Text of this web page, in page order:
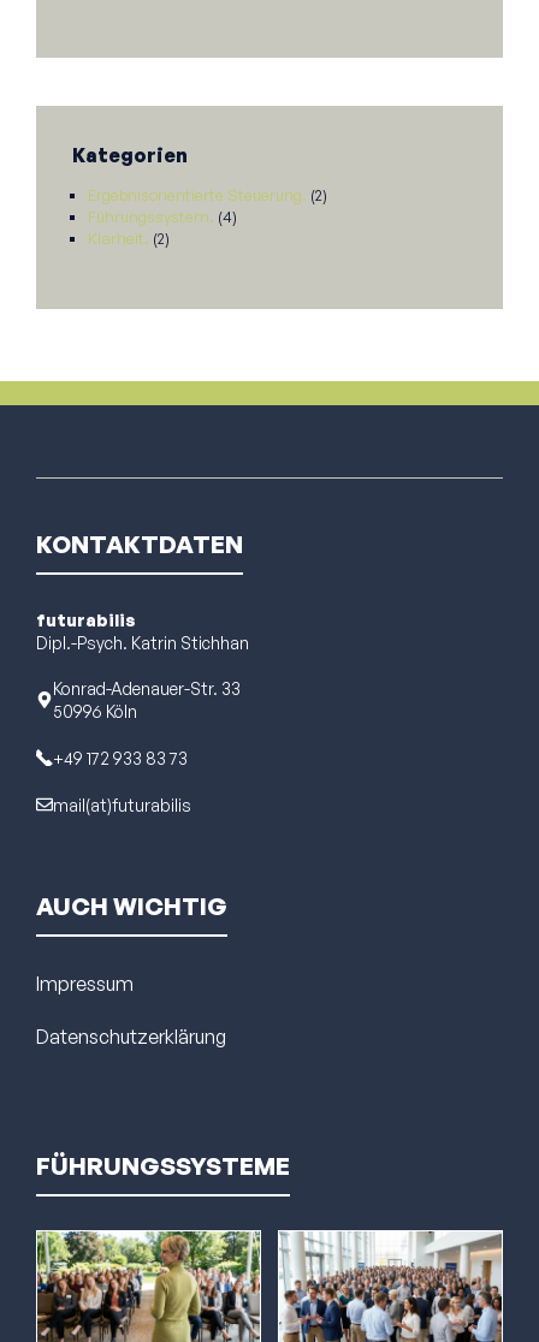
Kategorien
Ergebnisorientierte Steuerung. (2)
Führungssystem. (4)
Klarheit. (2)
KONTAKTDATEN
futurabilis
Dipl.-Psych. Katrin Stichhan
Konrad-Adenauer-Str. 33
50996 Köln
+49 172 933 83 73
mail(at)futurabilis
AUCH WICHTIG
Impressum
Datenschutzerklärung
FÜHRUNGSSYSTEME